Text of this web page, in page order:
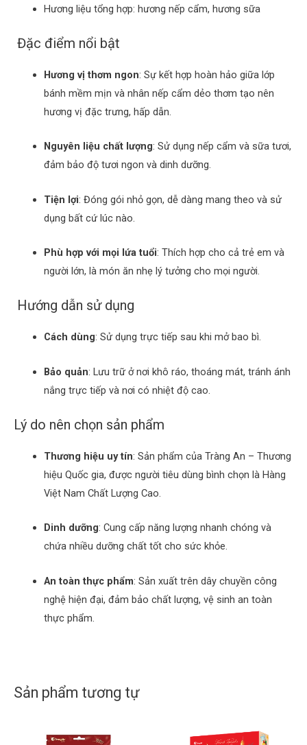
Hương liệu tổng hợp: hương nếp cẩm, hương sữa
Đặc điểm nổi bật
Hương vị thơm ngon: Sự kết hợp hoàn hảo giữa lớp
bánh mềm mịn và nhân nếp cẩm dẻo thơm tạo nên
hương vị đặc trưng, hấp dẫn.
Nguyên liệu chất lượng: Sử dụng nếp cẩm và sữa tươi,
đảm bảo độ tươi ngon và dinh dưỡng.
Tiện lợi: Đóng gói nhỏ gọn, dễ dàng mang theo và sử
dụng bất cứ lúc nào.
Phù hợp với mọi lứa tuổi: Thích hợp cho cả trẻ em và
người lớn, là món ăn nhẹ lý tưởng cho mọi người.
Hướng dẫn sử dụng
Cách dùng: Sử dụng trực tiếp sau khi mở bao bì.
Bảo quản: Lưu trữ ở nơi khô ráo, thoáng mát, tránh ánh
nắng trực tiếp và nơi có nhiệt độ cao.
Lý do nên chọn sản phẩm
Thương hiệu uy tín: Sản phẩm của Tràng An – Thương
hiệu Quốc gia, được người tiêu dùng bình chọn là Hàng
Việt Nam Chất Lượng Cao.
Dinh dưỡng: Cung cấp năng lượng nhanh chóng và
chứa nhiều dưỡng chất tốt cho sức khỏe.
An toàn thực phẩm: Sản xuất trên dây chuyền công
nghệ hiện đại, đảm bảo chất lượng, vệ sinh an toàn
thực phẩm.
Sản phẩm tương tự